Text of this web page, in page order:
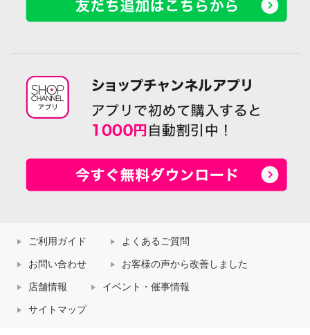
ご利用ガイド よくあるご質問
お問い合わせ お客様の声から改善しました
店舗情報 イベント・催事情報
サイトマップ